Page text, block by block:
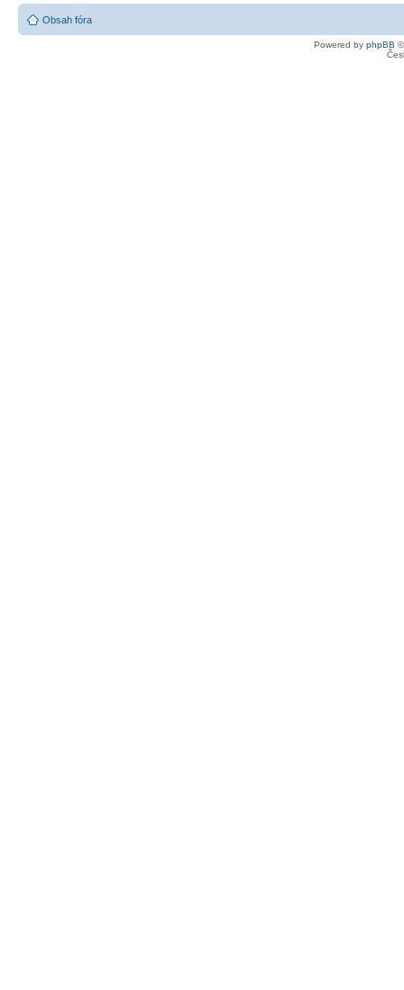
Obsah fóra
Powered by phpBB